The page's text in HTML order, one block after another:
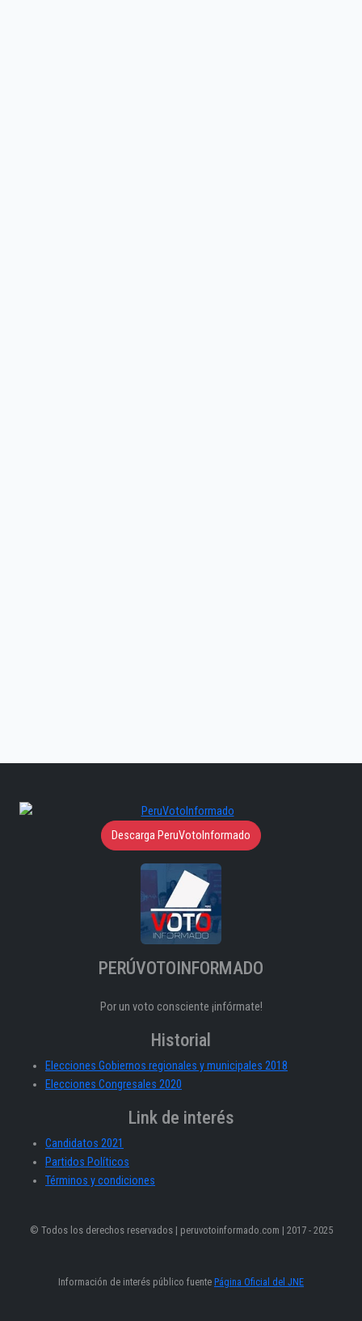
Descarga PeruVotoInformado
PERÚVOTOINFORMADO
Por un voto consciente ¡infórmate!
Historial
Elecciones Gobiernos regionales y municipales 2018
Elecciones Congresales 2020
Link de interés
Candidatos 2021
Partidos Políticos
Términos y condiciones
© Todos los derechos reservados | peruvotoinformado.com | 2017 - 2025
Información de interés público fuente Página Oficial del JNE